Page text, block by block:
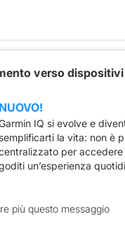
Running
verso dispositivi
NUOVO!
IQ si evolve e
semplificarti la vita: non è
per accedere
un’esperienza
più questo messaggio